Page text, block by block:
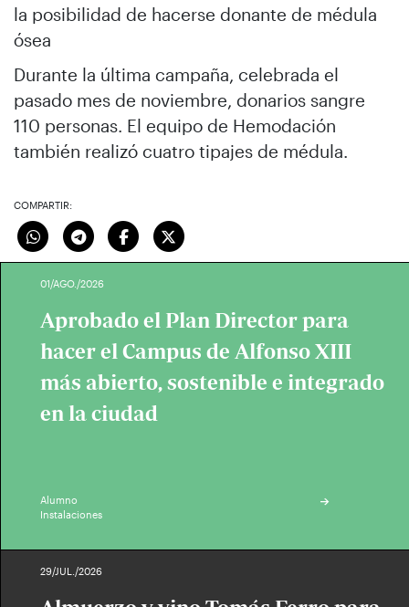
la posibilidad de hacerse donante de médula
ósea
Durante la última campaña, celebrada el
pasado mes de noviembre, donarios sangre
110 personas. El equipo de Hemodación
también realizó cuatro tipajes de médula.
COMPARTIR:
01/AGO./2026
Aprobado el Plan Director para
hacer el Campus de Alfonso XIII
más abierto, sostenible e integrado
en la ciudad
Alumno
Instalaciones
29/JUL./2026